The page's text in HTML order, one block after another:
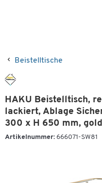
Beistelltische
HAKU Beistelltisch,
lackiert, Ablage
300 x H 650 mm, gold
Artikelnummer: 666071-SW81